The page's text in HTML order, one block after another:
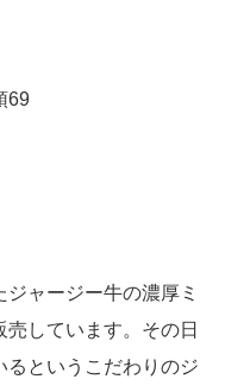
69
ジャージー牛の濃厚ミ
しています。その日
るというこだわりのジ